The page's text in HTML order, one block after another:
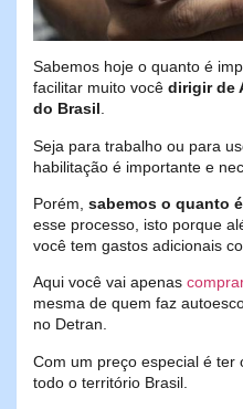
Sabemos hoje o quanto é
facilitar muito você dirigir de
do Brasil.
Seja para trabalho ou para
habilitação é importante e
Porém, sabemos o quanto
esse processo, isto porque
você tem gastos adicionais
Aqui você vai apenas
mesma de quem faz
no Detran.
Com um preço especial é ter
todo o território Brasil.